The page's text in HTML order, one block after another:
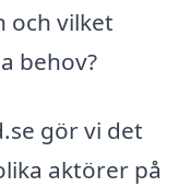
och vilket
behov?
gör vi det
aktörer på